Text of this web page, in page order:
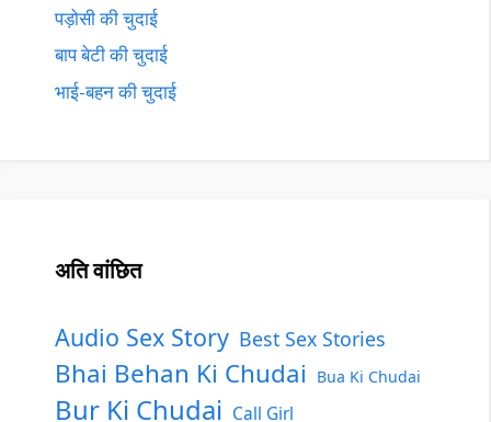
पड़ोसी की चुदाई
बाप बेटी की चुदाई
भाई-बहन की चुदाई
अति वांछित
Audio Sex Story Best Sex Stories
Bhai Behan Ki Chudai Bua Ki Chudai
Bur Ki Chudai Call Girl